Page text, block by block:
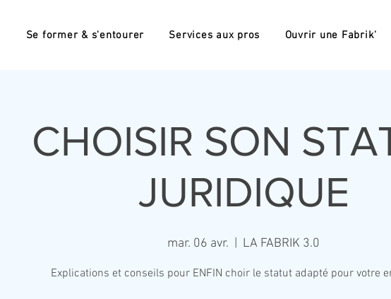
Se former & s'entourer Services aux pros Ouvrir une Fabrik'
CHOISIR SON
JURIDIQUE
mar. 06 avr. LA FABRIK 3.0
Explications et conseils pour ENFIN choir le statut adapté pour votre